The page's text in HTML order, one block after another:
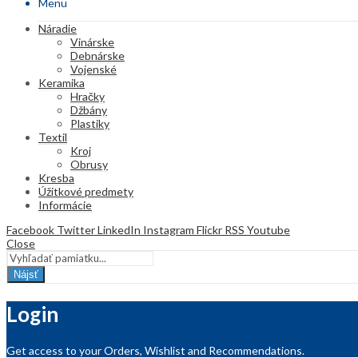
Menu
Náradie
Vinárske
Debnárske
Vojenské
Keramika
Hračky
Džbány
Plastiky
Textil
Kroj
Obrusy
Kresba
Úžitkové predmety
Informácie
Facebook TwitterLinkedIn Instagram Flickr RSS Youtube
Close
Nájsť
Login
Get access to your Orders, Wishlist and Recommendations.